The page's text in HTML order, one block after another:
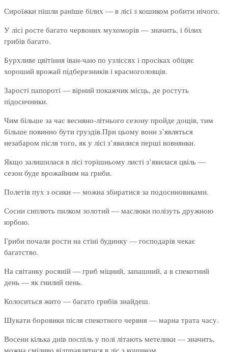
Сироїжки пішли раніше білих — в лісі з кошиком робити нічого.
У лісі росте багато червоних мухоморів — значить, і білих
грибів багато.
Бурхливе цвітіння іван-чаю по узліссях і просіках обіцяє
хороший врожай підберезників і красноголовців.
Зарості папороті — вірний покажчик місць, де ростуть
підосичники.
Чим більше за час весняно-літнього сезону пройде дощів, тим
більше повинно бути груздів.При цьому вони з’являться
незабаром після того, як у лісі з’явилися перші вовнянки.
Якщо залишилася в лісі торішньому листі з’явилася цвіль —
сезон буде врожайним на гриби.
Полетів пух з осики — можна збиратися за подосиновиками.
Сосни сиплють пилком золотий — маслюки полізуть дружною
юрбою.
Гриби почали рости на стіні будинку — господарів чекає
багатство.
На світанку росяній — гриб міцний, запашний, а в спекотний
день — як гнилий пень.
Колоситься жито — багато грибів знайдеш.
Шукати боровики після спекотного червня — марна трата часу.
Восени кілька днів поспіль у полі літають метелики — значить,